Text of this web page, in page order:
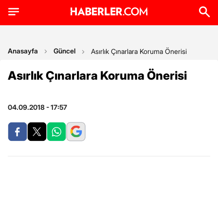
Anasayfa Güncel Asırlık Çınarlara Koruma Önerisi
Asırlık Çınarlara Koruma Önerisi
04.09.2018 - 17:57